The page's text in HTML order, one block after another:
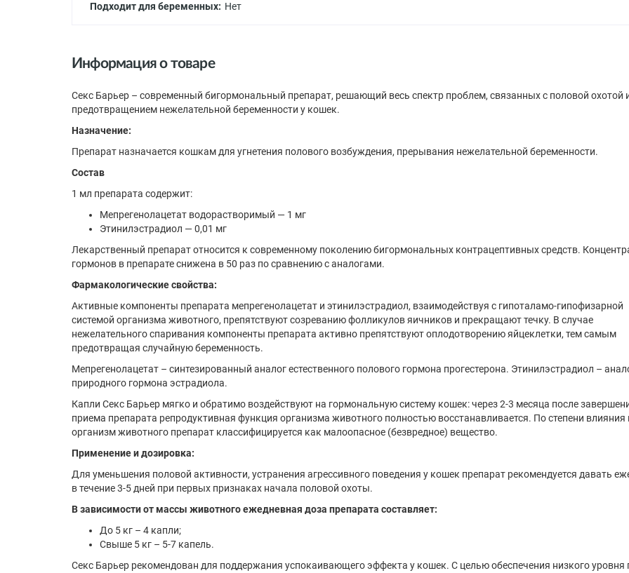
Подходит для беременных: Нет
Информация о товаре
Секс Барьер – современный бигормональный препарат, решающий весь спектр проблем, связанных с половой охотой
предотвращением нежелательной беременности у кошек.
Назначение:
Препарат назначается кошкам для угнетения полового возбуждения, прерывания нежелательной беременности.
Состав
1 мл препарата содержит:
Мепрегенолацетат водорастворимый — 1 мг
Этинилэстрадиол — 0,01 мг
Лекарственный препарат относится к современному поколению бигормональных контрацептивных средств.
гормонов в препарате снижена в 50 раз по сравнению с аналогами.
Фармакологические свойства:
Активные компоненты препарата мепрегенолацетат и этинилэстрадиол, взаимодействуя с гипоталамо-гипофизарной
системой организма животного, препятствуют созреванию фолликулов яичников и прекращают течку. В случае
нежелательного спаривания компоненты препарата активно препятствуют оплодотворению яйцеклетки, тем самым
предотвращая случайную беременность.
Мепрегенолацетат – синтезированный аналог естественного полового гормона прогестерона. Этинилэстрадиол –
природного гормона эстрадиола.
Капли Секс Барьер мягко и обратимо воздействуют на гормональную систему кошек: через 2-3 месяца после
приема препарата репродуктивная функция организма животного полностью восстанавливается. По степени влияния
организм животного препарат классифицируется как малоопасное (безвредное) вещество.
Применение и дозировка:
Для уменьшения половой активности, устранения агрессивного поведения у кошек препарат рекомендуется давать
в течение 3-5 дней при первых признаках начала половой охоты.
В зависимости от массы животного ежедневная доза препарата составляет:
До 5 кг – 4 капли;
Свыше 5 кг – 5-7 капель.
Секс Барьер рекомендован для поддержания успокаивающего эффекта у кошек. С целью обеспечения низкого уровня